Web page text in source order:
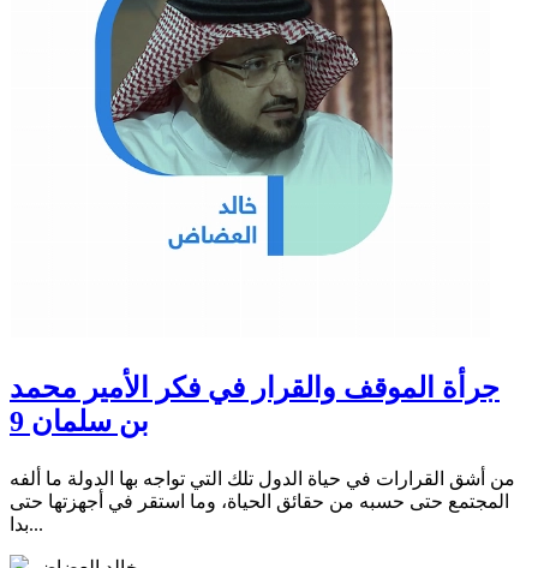
جرأة الموقف والقرار في فكر الأمير محمد
بن سلمان 9
من أشق القرارات في حياة الدول تلك التي تواجه بها الدولة ما ألفه
المجتمع حتى حسبه من حقائق الحياة، وما استقر في أجهزتها حتى
بدا...